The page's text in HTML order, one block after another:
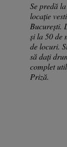
Se predă
locație
București.
și la 50 de
de locuri.
să dați
complet
Priză.